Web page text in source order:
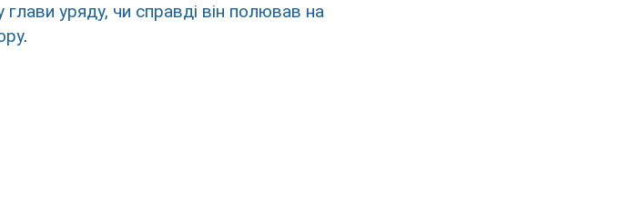
глави уряду, чи справді він полював на
.